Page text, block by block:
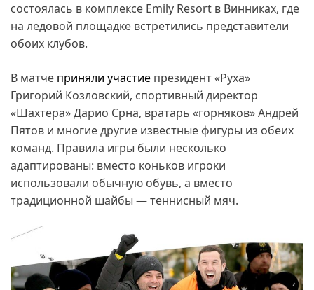
состоялась в комплексе Emily Resort в Винниках, где
на ледовой площадке встретились представители
обоих клубов.
В матче приняли участие президент «Руха»
Григорий Козловский, спортивный директор
«Шахтера» Дарио Срна, вратарь «горняков» Андрей
Пятов и многие другие известные фигуры из обеих
команд. Правила игры были несколько
адаптированы: вместо коньков игроки
использовали обычную обувь, а вместо
традиционной шайбы — теннисный мяч.